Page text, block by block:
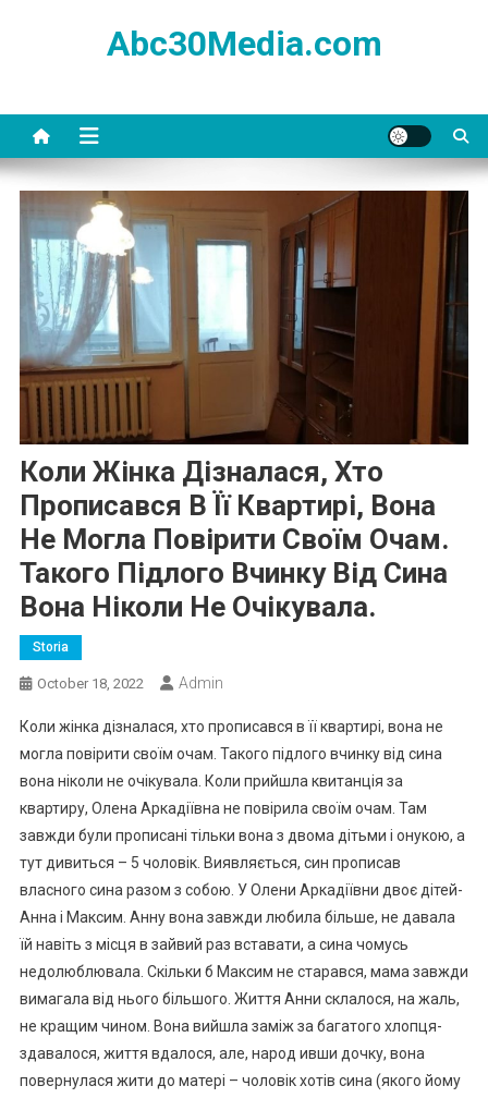
Abc30Media.com
Коли Жінка Дізналася, Хто
Прописався В Її Квартирі, Вона
Не Могла Повірити Своїм Очам.
Такого Підлого Вчинку Від Сина
Вона Ніколи Не Очікувала.
Storia
October 18, 2022 Admin
Коли жінка дізналася, хто прописався в її квартирі, вона не
могла повірити своїм очам. Такого підлого вчинку від сина
вона ніколи не очікувала. Коли прийшла квитанція за
квартиру, Олена Аркадіївна не повірила своїм очам. Там
завжди були прописані тільки вона з двома дітьми і онукою, а
тут дивиться – 5 чоловік. Виявляється, син прописав
власного сина разом з собою. У Олени Аркадіївни двоє дітей-
Анна і Максим. Анну вона завжди любила більше, не давала
їй навіть з місця в зайвий раз вставати, а сина чомусь
недолюблювала. Скільки б Максим не старався, мама завжди
вимагала від нього більшого. Життя Анни склалося, на жаль,
не кращим чином. Вона вийшла заміж за багатого хлопця-
здавалося, життя вдалося, але, народ ивши дочку, вона
повернулася жити до матері – чоловік хотів сина (якого йому